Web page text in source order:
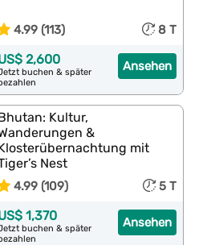
4.99 (113) 8 T
Ansehen
2,600
buchen & später
Kultur,
&
mit
Nest
4.99 (109) 5 T
Ansehen
1,370
buchen & später